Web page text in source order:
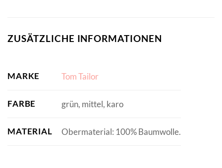
ZUSÄTZLICHE INFORMATIONEN
MARKE Tom Tailor
FARBE grün, mittel, karo
MATERIAL Obermaterial: 100% Baumwolle.